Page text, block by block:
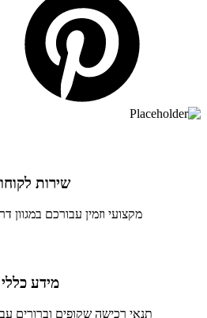
שירות
מקצועי וזמין עבורכם במגוון
מידע כללי
תנאי רכישה שקופים וברורים